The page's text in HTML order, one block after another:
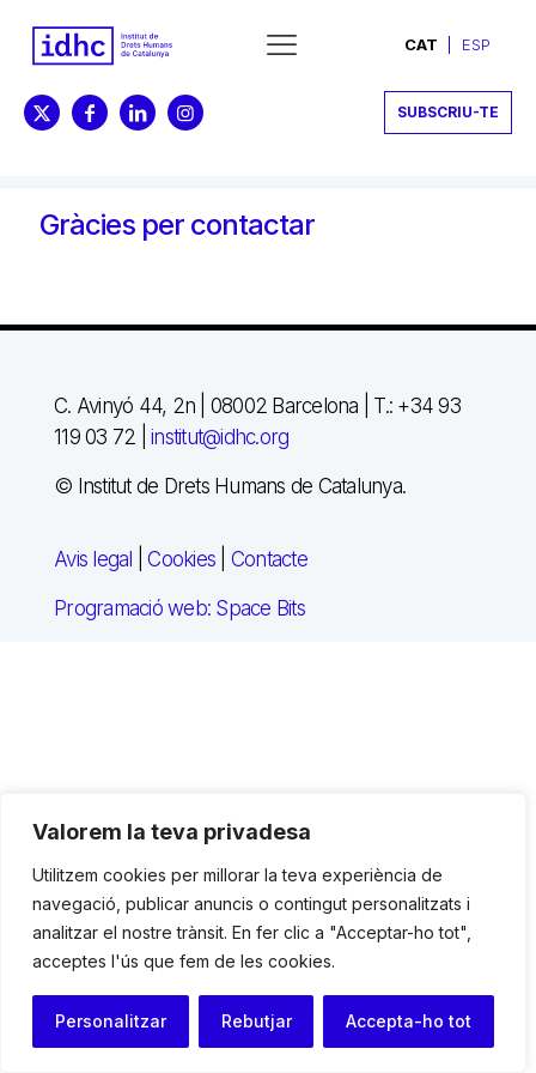
Valorem la teva privadesa
Utilitzem cookies per millorar la teva experiència de
navegació, publicar anuncis o contingut personalitzats i
analitzar el nostre trànsit. En fer clic a "Acceptar-ho tot",
acceptes l'ús que fem de les cookies.
Personalitzar Rebutjar Accepta-ho tot
CAT ESP
SUBSCRIU-TE
Gràcies per contactar
C. Avinyó 44, 2n | 08002 Barcelona | T.: +34 93
119 03 72
institut@idhc.org
© Institut de Drets Humans de Catalunya.
Avis legal |Cookies Contacte
Programació web: Space Bits